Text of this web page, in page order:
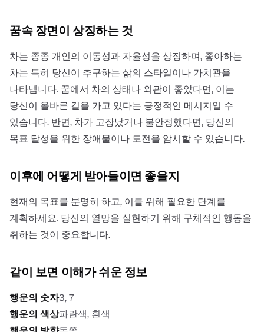
꿈속 장면이 상징하는 것
차는 종종 개인의 이동성과 자율성을 상징하며, 좋아하는
차는 특히 당신이 추구하는 삶의 스타일이나 가치관을
나타냅니다. 꿈에서 차의 상태나 외관이 좋았다면, 이는
당신이 올바른 길을 가고 있다는 긍정적인 메시지일 수
있습니다. 반면, 차가 고장났거나 불안정했다면, 당신의
목표 달성을 위한 장애물이나 도전을 암시할 수 있습니다.
이후에 어떻게 받아들이면 좋을지
현재의 목표를 분명히 하고, 이를 위해 필요한 단계를
계획하세요. 당신의 열망을 실현하기 위해 구체적인 행동을
취하는 것이 중요합니다.
같이 보면 이해가 쉬운 정보
행운의 숫자3, 7
행운의 색상파란색, 흰색